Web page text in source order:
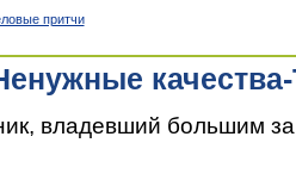
притчи
владевший большим